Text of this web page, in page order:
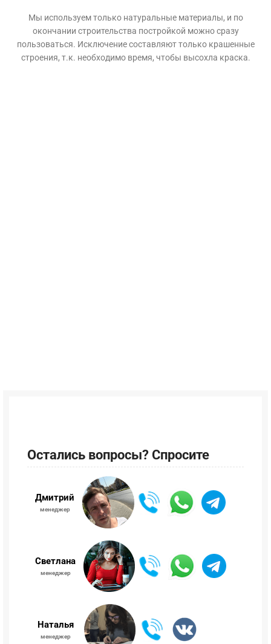
Мы используем только натуральные материалы, и по
окончании строительства постройкой можно сразу
пользоваться. Исключение составляют только крашенные
строения, т.к. необходимо время, чтобы высохла краска.
Остались вопросы? Спросите
Дмитрий
менеджер
Светлана
менеджер
Наталья
менеджер